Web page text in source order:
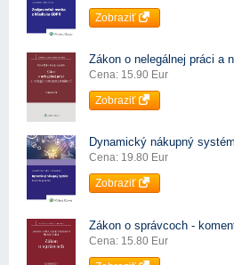
Zobraziť
Zákon o nelegálnej práci a
Cena: 15.90 Eur
Zobraziť
Dynamický nákupný
Cena: 19.80 Eur
Zobraziť
Zákon o správcoch -
Cena: 15.80 Eur